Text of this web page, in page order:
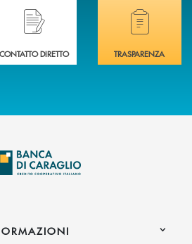
delle filiali di Banca di Caraglio.
Hai bisogno di assistenza immediata?
CONTATTO DIRETTO
Hai bisogno di
TRASPARENZA